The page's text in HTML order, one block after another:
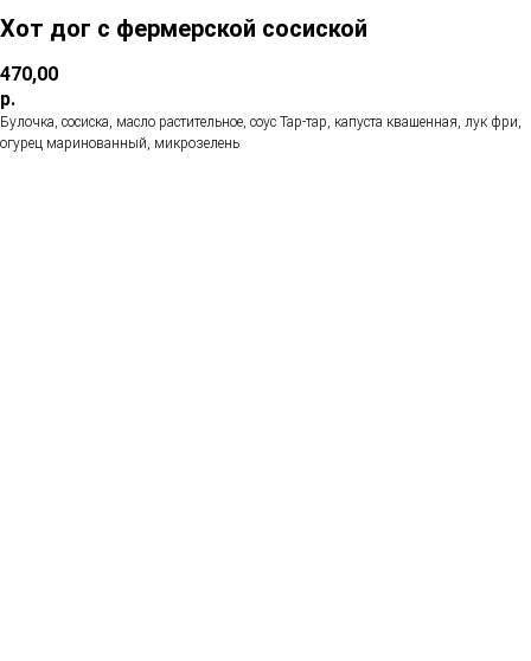
Хот дог с фермерской сосиской
470,00
р.
Булочка, сосиска, масло растительное, соус Тар-тар, капуста квашенная, лук фри,
огурец маринованный, микрозелень